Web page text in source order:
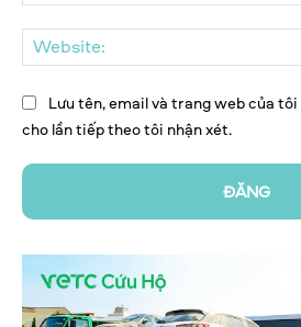
Lưu tên, email và trang web của
cho lần tiếp theo tôi nhận xét.